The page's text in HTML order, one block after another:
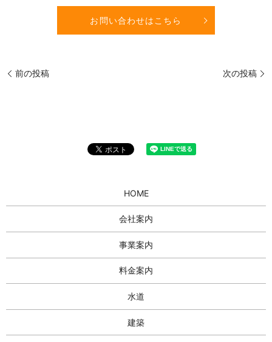
お問い合わせはこちら
前の投稿 次の投稿
HOME
会社案内
事業案内
料金案内
水道
建築